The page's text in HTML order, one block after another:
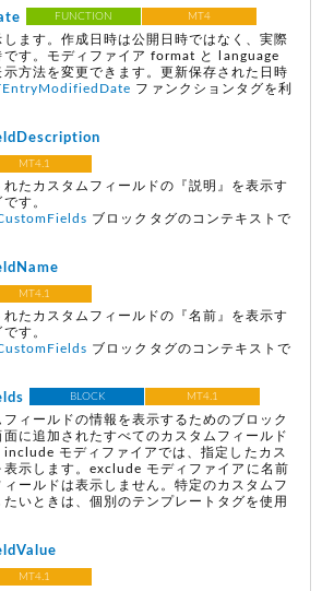
FUNCTION MT4
ます。作成日時は公開日時ではなく、実際
です。モディファイア format と language
方法を変更できます。更新保存された日時
ファンクションタグを利
MT4.1
たカスタムフィールドの『説明』を表示す
す。
ブロックタグのコンテキストで
MT4.1
たカスタムフィールドの『名前』を表示す
す。
ブロックタグのコンテキストで
BLOCK MT4.1
ィールドの情報を表示するためのブロック
に追加されたすべてのカスタムフィールド
include モディファイアでは、指定したカス
表示します。exclude モディファイアに名前
ールドは表示しません。特定のカスタムフ
いときは、個別のテンプレートタグを使用
MT4.1